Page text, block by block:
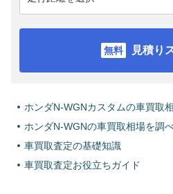
見積り
ホンダN-WGNカスタムの車買取
ホンダN-WGNの車買取相場を調
車買取査定の基礎知識
車買取査定お役立ちガイド